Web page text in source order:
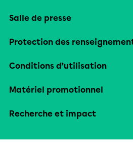
Salle de presse
Protection des
Conditions d’utilisation
Matériel promotionnel
Recherche et impact